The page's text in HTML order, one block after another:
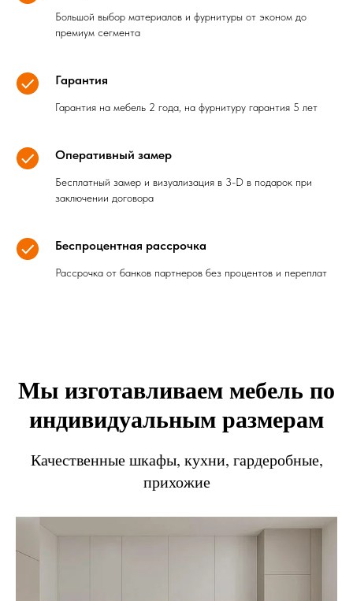
Большой выбор материалов и фурнитуры от эконом до
премиум сегмента
Гарантия
Гарантия на мебель 2 года, на фурнитуру гарантия 5 лет
Оперативный замер
Бесплатный замер и визуализация в 3-D в подарок при
заключении договора
Беспроцентная рассрочка
Рассрочка от банков партнеров без процентов и переплат
Мы изготавливаем мебель по
индивидуальным размерам
Качественные шкафы, кухни, гардеробные,
прихожие